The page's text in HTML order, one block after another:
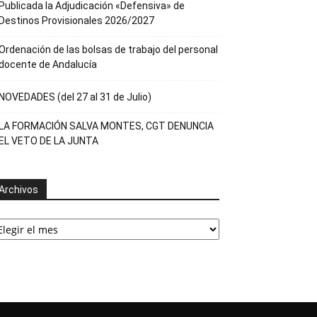
la Adjudicación «Defensiva» de
Provisionales 2026/2027
de las bolsas de trabajo del personal
de Andalucía
(del 27 al 31 de Julio)
FORMACIÓN SALVA MONTES, CGT DENUNCIA
VETO DE LA JUNTA